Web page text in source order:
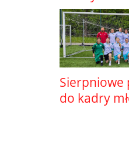
Sierpniowe
do kadry